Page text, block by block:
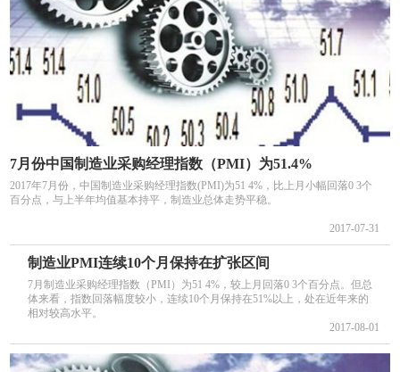
7月份中国制造业采购经理指数（PMI）为51.4%
2017年7月份，中国制造业采购经理指数(PMI)为51 4%，比上月小幅回落0 3个
百分点，与上半年均值基本持平，制造业总体走势平稳。
2017-07-31
制造业PMI连续10个月保持在扩张区间
7月制造业采购经理指数（PMI）为51 4%，较上月回落0 3个百分点。但总
体来看，指数回落幅度较小，连续10个月保持在51%以上，处在近年来的
相对较高水平。
2017-08-01